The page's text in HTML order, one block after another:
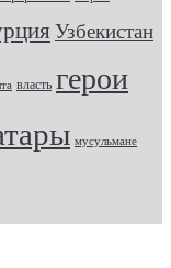
Узбекистан
власть герои
мусульмане